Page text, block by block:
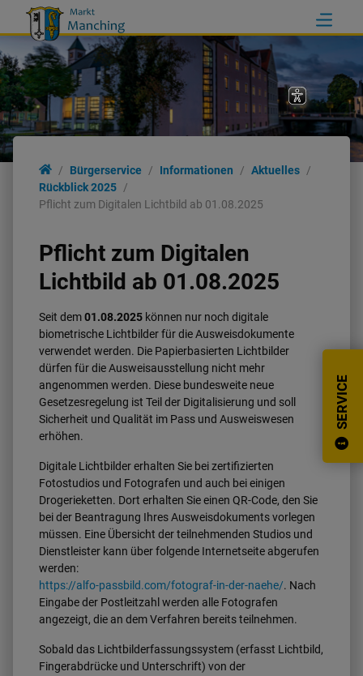
SERVICE
Bürgerservice Informationen
Aktuelles
Rückblick 2025
Pflicht zum Digitalen Lichtbild ab 01.08.2025
Pflicht zum Digitalen
Lichtbild ab 01.08.2025
Seit dem01.08.2025 können nur noch digitale
biometrische Lichtbilder für die Ausweisdokumente
verwendet werden. Die Papierbasierten Lichtbilder
dürfen für die Ausweisausstellung nicht mehr
angenommen werden. Diese bundesweite neue
Gesetzesregelung ist Teil der Digitalisierung und soll
Sicherheit und Qualität im Pass und Ausweiswesen
erhöhen.
Digitale Lichtbilder erhalten Sie bei zertifizierten
Fotostudios und Fotografen und auch bei einigen
Drogerieketten. Dort erhalten Sie einen QR-Code, den Sie
bei der Beantragung Ihres Ausweisdokuments vorlegen
müssen. Eine Übersicht der teilnehmenden Studios und
Dienstleister kann über folgende Internetseite abgerufen
werden:
https://alfo-passbild.com/fotograf-in-der-naehe/. Nach
Eingabe der Postleitzahl werden alle Fotografen
angezeigt, die an dem Verfahren bereits teilnehmen.
Sobald das Lichtbilderfassungssystem (erfasst Lichtbild,
Fingerabdrücke und Unterschrift) von der